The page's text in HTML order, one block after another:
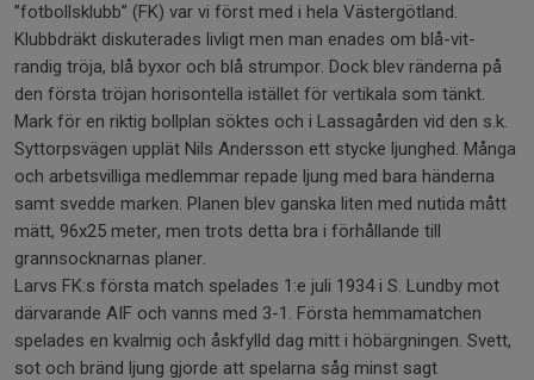
”fotbollsklubb” (FK) var vi först med i hela Västergötland.
Klubbdräkt diskuterades livligt men man enades om blå-vit-
randig tröja, blå byxor och blå strumpor. Dock blev ränderna på
den första tröjan horisontella istället för vertikala som tänkt.
Mark för en riktig bollplan söktes och i Lassagården vid den s.k.
Syttorpsvägen upplät Nils Andersson ett stycke ljunghed. Många
och arbetsvilliga medlemmar repade ljung med bara händerna
samt svedde marken. Planen blev ganska liten med nutida mått
mätt, 96x25 meter, men trots detta bra i förhållande till
grannsocknarnas planer.
Larvs FK:s första match spelades 1:e juli 1934 i S. Lundby mot
därvarande AIF och vanns med 3-1. Första hemmamatchen
spelades en kvalmig och åskfylld dag mitt i höbärgningen. Svett,
sot och bränd ljung gjorde att spelarna såg minst sagt